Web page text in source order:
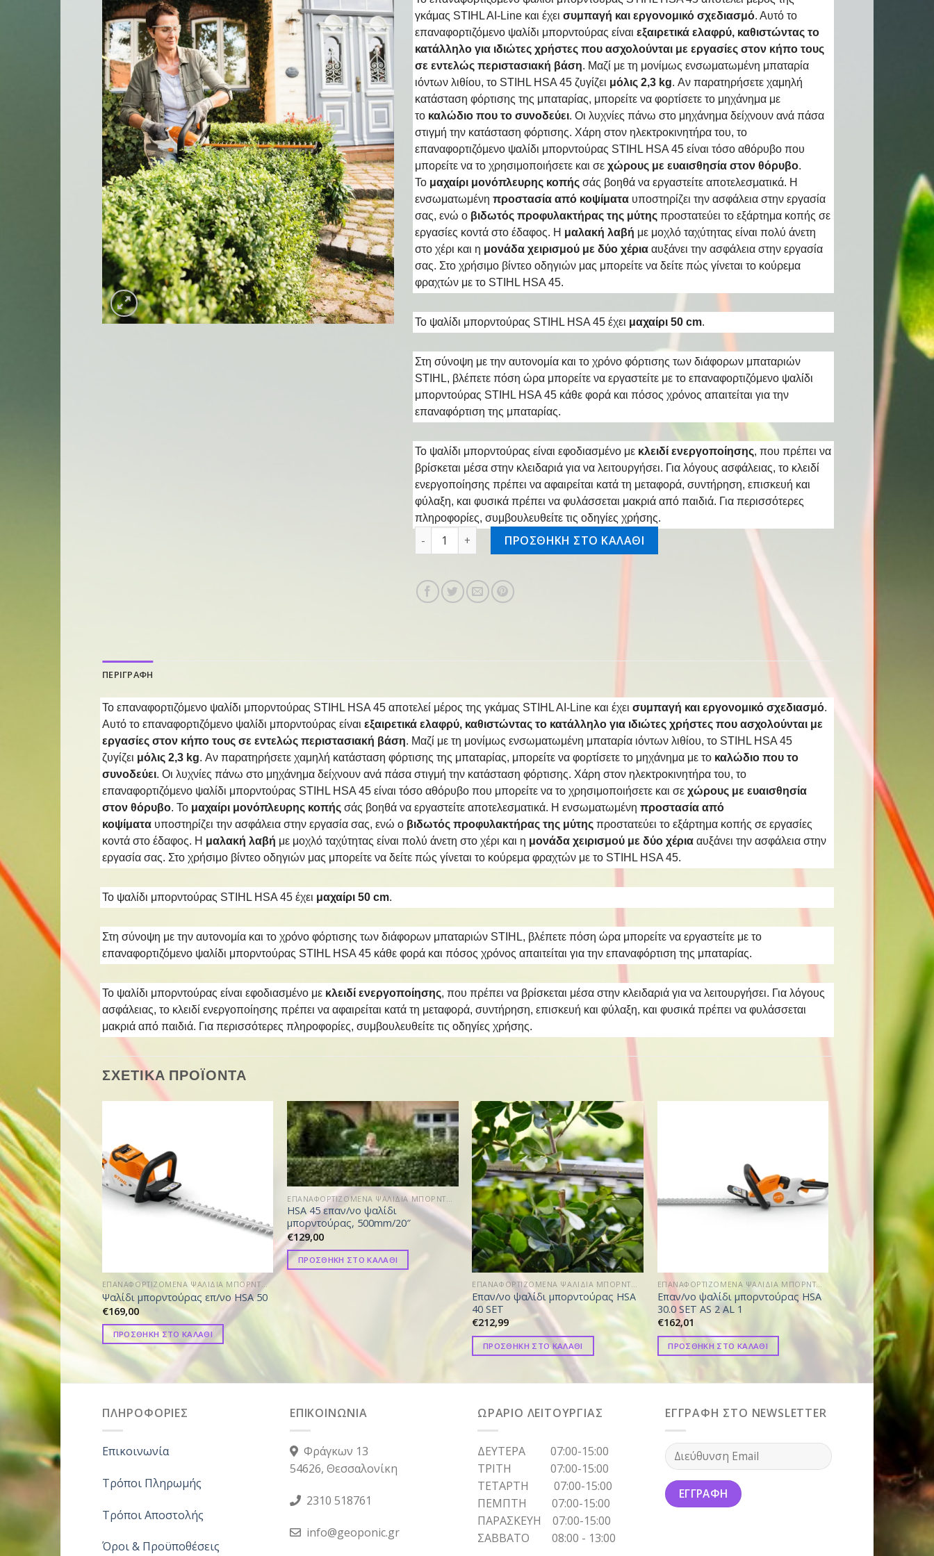
γκάμας STIHL AI-Line και έχει συμπαγή και εργονομικό σχεδιασμό. Αυτό το
επαναφορτιζόμενο ψαλίδι μπορντούρας είναι εξαιρετικά ελαφρύ, καθιστώντας το
κατάλληλο για ιδιώτες χρήστες που ασχολούνται με εργασίες στον κήπο τους
σε εντελώς περιστασιακή βάση. Μαζί με τη μονίμως ενσωματωμένη μπαταρία
ιόντων λιθίου, το STIHL HSA 45 ζυγίζει μόλις 2,3 kg. Αν παρατηρήσετε χαμηλή
κατάσταση φόρτισης της μπαταρίας, μπορείτε να φορτίσετε το μηχάνημα με
το καλώδιο που το συνοδεύει. Οι λυχνίες πάνω στο μηχάνημα δείχνουν ανά πάσα
στιγμή την κατάσταση φόρτισης. Χάρη στον ηλεκτροκινητήρα του, το
επαναφορτιζόμενο ψαλίδι μπορντούρας STIHL HSA 45 είναι τόσο αθόρυβο που
μπορείτε να το χρησιμοποιήσετε και σε χώρους με ευαισθησία στον θόρυβο.
Το μαχαίρι μονόπλευρης κοπής σάς βοηθά να εργαστείτε αποτελεσματικά. Η
ενσωματωμένη προστασία από κοψίματα υποστηρίζει την ασφάλεια στην εργασία
σας, ενώ ο βιδωτός προφυλακτήρας της μύτης προστατεύει το εξάρτημα κοπής σε
εργασίες κοντά στο έδαφος. Η μαλακή λαβή με μοχλό ταχύτητας είναι πολύ άνετη
στο χέρι και η μονάδα χειρισμού με δύο χέρια αυξάνει την ασφάλεια στην εργασία
σας. Στο χρήσιμο βίντεο οδηγιών μας μπορείτε να δείτε πώς γίνεται το κούρεμα
φραχτών με το STIHL HSA 45.
Το ψαλίδι μπορντούρας STIHL HSA 45 έχει μαχαίρι 50 cm.
Στη σύνοψη με την αυτονομία και το χρόνο φόρτισης των διάφορων μπαταριών
STIHL, βλέπετε πόση ώρα μπορείτε να εργαστείτε με το επαναφορτιζόμενο ψαλίδι
μπορντούρας STIHL HSA 45 κάθε φορά και πόσος χρόνος απαιτείται για την
επαναφόρτιση της μπαταρίας.
Το ψαλίδι μπορντούρας είναι εφοδιασμένο με κλειδί ενεργοποίησης, που πρέπει να
βρίσκεται μέσα στην κλειδαριά για να λειτουργήσει. Για λόγους ασφάλειας, το κλειδί
ενεργοποίησης πρέπει να αφαιρείται κατά τη μεταφορά, συντήρηση, επισκευή και
φύλαξη, και φυσικά πρέπει να φυλάσσεται μακριά από παιδιά. Για περισσότερες
πληροφορίες, συμβουλευθείτε τις οδηγίες χρήσης.
HSA 45 επαν/νο ψαλίδι μπορντούρας, 500mm/20" ποσότητα
ΠΡΟΣΘΗΚΗ ΣΤΟ ΚΑΛΑΘΙ
ΠΕΡΙΓΡΑΦΗ
Το επαναφορτιζόμενο ψαλίδι μπορντούρας STIHL HSA 45 αποτελεί μέρος της γκάμας STIHL AI-Line και έχει συμπαγή και εργονομικό σχεδιασμό.
Αυτό το επαναφορτιζόμενο ψαλίδι μπορντούρας είναι εξαιρετικά ελαφρύ, καθιστώντας το κατάλληλο για ιδιώτες χρήστες που ασχολούνται με
εργασίες στον κήπο τους σε εντελώς περιστασιακή βάση. Μαζί με τη μονίμως ενσωματωμένη μπαταρία ιόντων λιθίου, το STIHL HSA 45
ζυγίζει μόλις 2,3 kg. Αν παρατηρήσετε χαμηλή κατάσταση φόρτισης της μπαταρίας, μπορείτε να φορτίσετε το μηχάνημα με το καλώδιο που το
συνοδεύει. Οι λυχνίες πάνω στο μηχάνημα δείχνουν ανά πάσα στιγμή την κατάσταση φόρτισης. Χάρη στον ηλεκτροκινητήρα του, το
επαναφορτιζόμενο ψαλίδι μπορντούρας STIHL HSA 45 είναι τόσο αθόρυβο που μπορείτε να το χρησιμοποιήσετε και σε χώρους με ευαισθησία
στον θόρυβο. Το μαχαίρι μονόπλευρης κοπής σάς βοηθά να εργαστείτε αποτελεσματικά. Η ενσωματωμένη προστασία από
κοψίματα υποστηρίζει την ασφάλεια στην εργασία σας, ενώ ο βιδωτός προφυλακτήρας της μύτης προστατεύει το εξάρτημα κοπής σε εργασίες
κοντά στο έδαφος. Η μαλακή λαβή με μοχλό ταχύτητας είναι πολύ άνετη στο χέρι και η μονάδα χειρισμού με δύο χέρια αυξάνει την ασφάλεια στην
εργασία σας. Στο χρήσιμο βίντεο οδηγιών μας μπορείτε να δείτε πώς γίνεται το κούρεμα φραχτών με το STIHL HSA 45.
Το ψαλίδι μπορντούρας STIHL HSA 45 έχει μαχαίρι 50 cm.
Στη σύνοψη με την αυτονομία και το χρόνο φόρτισης των διάφορων μπαταριών STIHL, βλέπετε πόση ώρα μπορείτε να εργαστείτε με το
επαναφορτιζόμενο ψαλίδι μπορντούρας STIHL HSA 45 κάθε φορά και πόσος χρόνος απαιτείται για την επαναφόρτιση της μπαταρίας.
Το ψαλίδι μπορντούρας είναι εφοδιασμένο με κλειδί ενεργοποίησης, που πρέπει να βρίσκεται μέσα στην κλειδαριά για να λειτουργήσει. Για λόγους
ασφάλειας, το κλειδί ενεργοποίησης πρέπει να αφαιρείται κατά τη μεταφορά, συντήρηση, επισκευή και φύλαξη, και φυσικά πρέπει να φυλάσσεται
μακριά από παιδιά. Για περισσότερες πληροφορίες, συμβουλευθείτε τις οδηγίες χρήσης.
ΣΧΕΤΙΚΑ ΠΡΟΪΟΝΤΑ
ΕΠΑΝΑΦΟΡΤΙΖΟΜΕΝΑ ΨΑΛΙΔΙΑ ΜΠΟΡΝΤΟΥΡΑΣ
Ψαλίδι μπορντούρας επ/νο HSA 50
€169,00
ΠΡΟΣΘΗΚΗ ΣΤΟ ΚΑΛΑΘΙ
HSA 45 επαν/νο ψαλίδι
μπορντούρας, 500mm/20″
€129,00
ΠΡΟΣΘΗΚΗ ΣΤΟ ΚΑΛΑΘΙ
Επαν/νο ψαλίδι μπορντούρας HSA
40 SET
€212,99
ΠΡΟΣΘΗΚΗ ΣΤΟ ΚΑΛΑΘΙ
ΕΠΑΝΑΦΟΡΤΙΖΟΜΕΝΑ ΨΑΛΙΔΙΑ ΜΠΟΡΝΤΟΥΡΑΣ
Επαν/νο ψαλίδι μπορντούρας HSA
30.0 SET AS 2 AL 1
€162,01
ΠΡΟΣΘΗΚΗ ΣΤΟ ΚΑΛΑΘΙ
Επαν/νο ψαλίδι
50 SET AK 10 AL
300,01
ΠΡΟΣΘΗΚΗ ΣΤΟ
ΠΛΗΡΟΦΟΡΙΕΣ
Επικοινωνία
Τρόποι Πληρωμής
Τρόποι Αποστολής
Όροι & Προϋποθέσεις
ΕΠΙΚΟΙΝΩΝΙΑ
Φράγκων 13
54626, Θεσσαλονίκη
2310 518761
info@geoponic.gr
ΩΡΑΡΙΟ ΛΕΙΤΟΥΡΓΙΑΣ
ΔΕΥΤΕΡΑ 07:00-15:00
ΤΡΙΤΗ 07:00-15:00
ΤΕΤΑΡΤΗ 07:00-15:00
ΠΕΜΠΤΗ 07:00-15:00
ΠΑΡΑΣΚΕΥΗ 07:00-15:00
ΣΑΒΒΑΤΟ 08:00 - 13:00
ΕΓΓΡΑΦΗ ΣΤΟ NEWSLETTER